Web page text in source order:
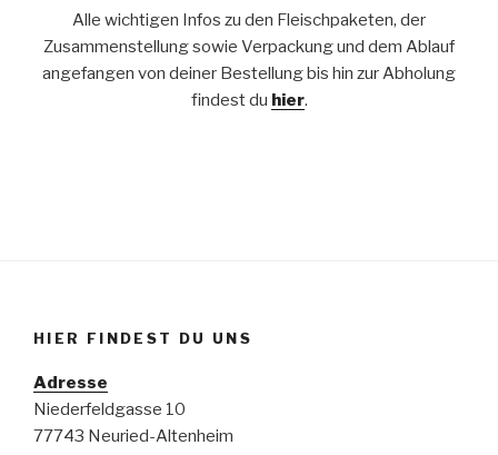
Alle wichtigen Infos zu den Fleischpaketen, der
Zusammenstellung sowie Verpackung und dem Ablauf
angefangen von deiner Bestellung bis hin zur Abholung
findest du hier.
HIER FINDEST DU UNS
Adresse
Niederfeldgasse 10
77743 Neuried-Altenheim